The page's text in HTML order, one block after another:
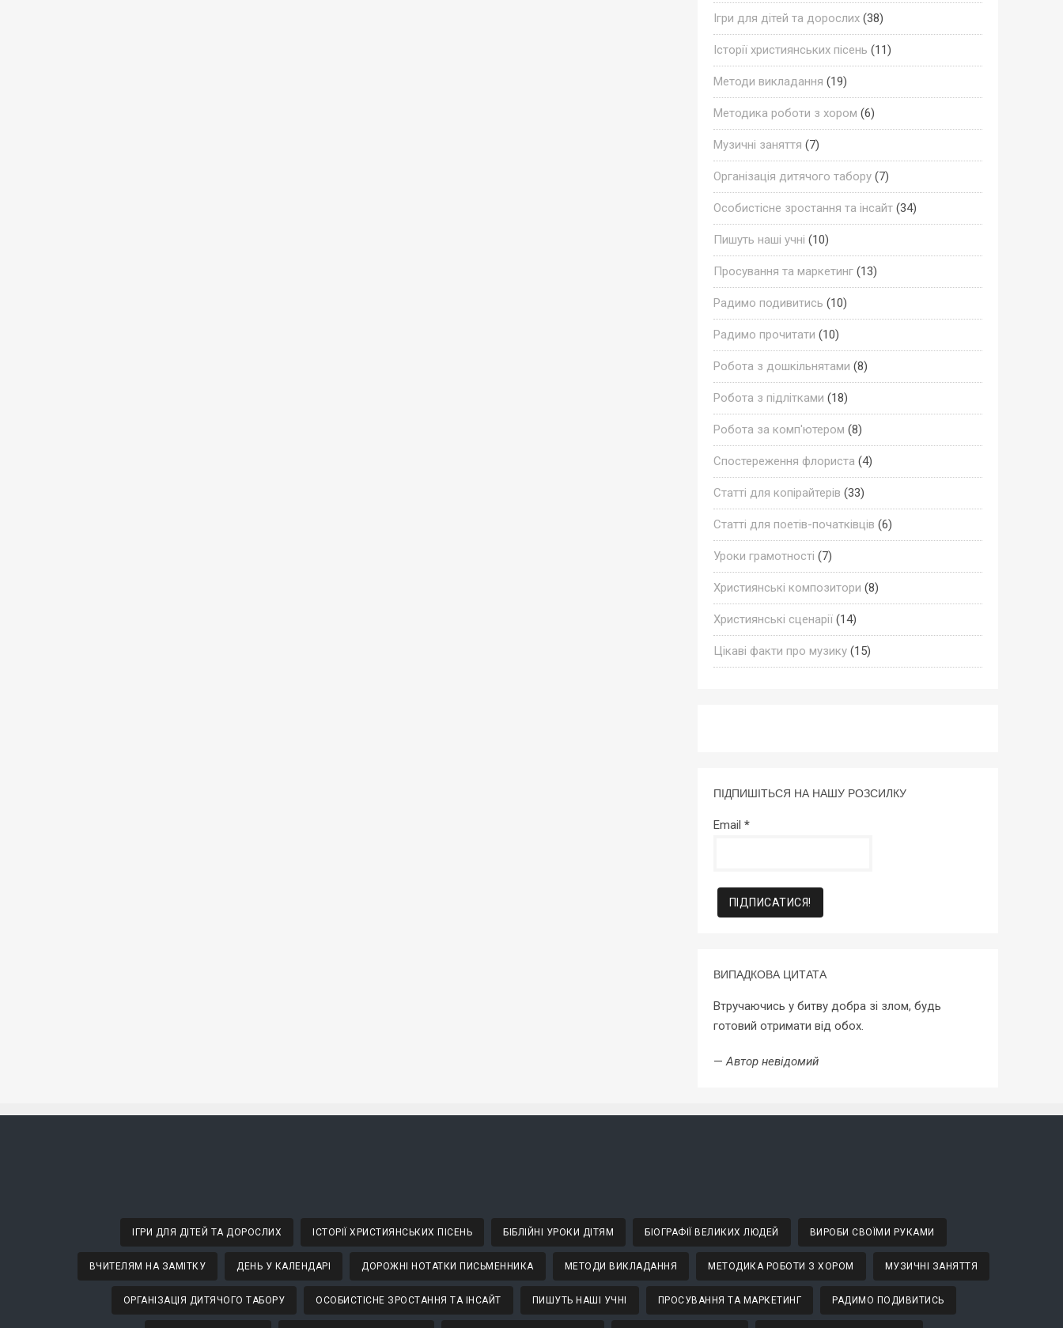
Ігри для дітей та дорослих(38)
Історії християнських пісень (11)
Методи викладання (19)
Методика роботи з хором (6)
Музичні заняття (7)
Організація дитячого табору(7)
Особистісне зростання та інсайт(34)
Пишуть наші учні (10)
Просування та маркетинг(13)
Радимо подивитись (10)
Радимо прочитати (10)
Робота з дошкільнятами (8)
Робота з підлітками (18)
Робота за комп'ютером (8)
Спостереження флориста (4)
Статті для копірайтерів (33)
Статті для поетів-початківців (6)
Уроки грамотності (7)
Християнські композитори (8)
Християнські сценарії(14)
Цікаві факти про музику(15)
ПІДПИШІТЬСЯ НА НАШУ РОЗСИЛКУ
Email *
ВИПАДКОВА ЦИТАТА
Втручаючись у битву добра зі злом, будь
готовий отримати від обох.
—Автор невідомий
ІГРИ ДЛЯ ДІТЕЙ ТА ДОРОСЛИХ ІСТОРІЇ ХРИСТИЯНСЬКИХ ПІСЕНЬ БІБЛІЙНІ УРОКИ ДІТЯМ БІОГРАФІЇ ВЕЛИКИХ ЛЮДЕЙ ВИРОБИ СВОЇМИ РУКАМИ
ВЧИТЕЛЯМ НА ЗАМІТКУ ДЕНЬ У КАЛЕНДАРІ ДОРОЖНІ НОТАТКИ ПИСЬМЕННИКА МЕТОДИ ВИКЛАДАННЯ МЕТОДИКА РОБОТИ З ХОРОМ МУЗИЧНІ ЗАНЯТТЯ
ОРГАНІЗАЦІЯ ДИТЯЧОГО ТАБОРУ ОСОБИСТІСНЕ ЗРОСТАННЯ ТА ІНСАЙТ ПИШУТЬ НАШІ УЧНІ ПРОСУВАННЯ ТА МАРКЕТИНГ РАДИМО ПОДИВИТИСЬ